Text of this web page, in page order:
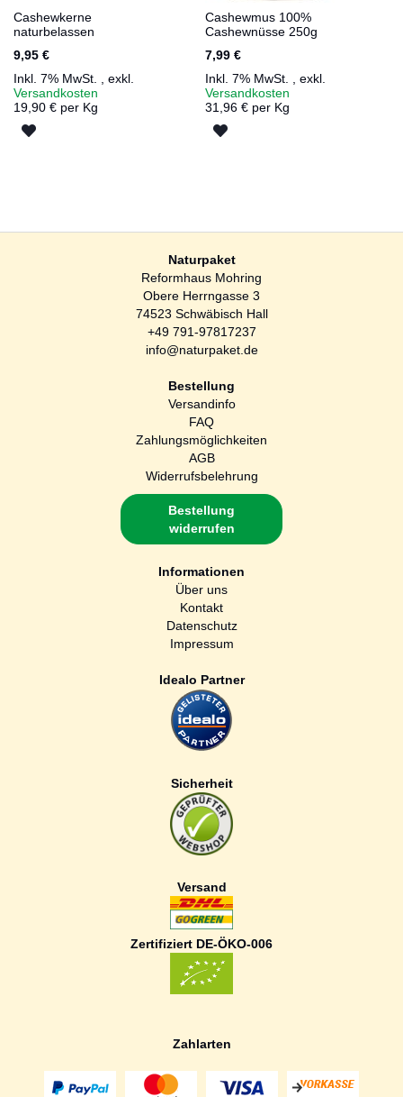
Cashewkerne
naturbelassen
9,95 €
Inkl. 7% MwSt.
exkl.
Versandkosten
19,90 € per Kg
Cashewmus 100%
Cashewnüsse 250g
7,99 €
Inkl. 7% MwSt.
,exkl.
Versandkosten
31,96 € per Kg
Naturpaket
Reformhaus Mohring
Obere Herrngasse 3
74523 Schwäbisch Hall
+49 791-97817237
info@naturpaket.de
Bestellung
Versandinfo
FAQ
Zahlungsmöglichkeiten
AGB
Widerrufsbelehrung
Bestellung
widerrufen
Informationen
Über uns
Kontakt
Datenschutz
Impressum
Idealo Partner
Sicherheit
Versand
Zertifiziert DE-ÖKO-006
Zahlarten